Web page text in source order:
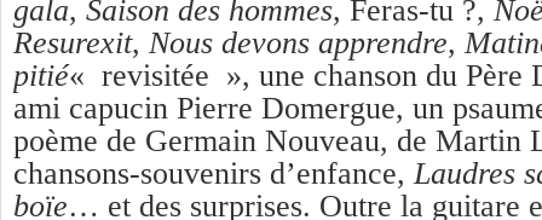
gala, Saison des hommes, Feras-tu ?,
Resurexit, Nous devons apprendre,
pitié« revisitée », une chanson du Père
ami capucin Pierre Domergue, un
poème de Germain Nouveau, de Martin
chansons-souvenirs d’enfance, Laudres
boïe… et des surprises. Outre la guitare